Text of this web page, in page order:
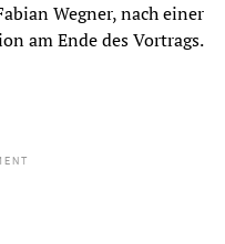
Wegner, nach einer
am Ende des Vortrags.